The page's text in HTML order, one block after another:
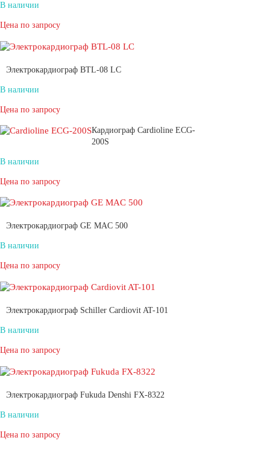
В наличии
Цена по запросу
Электрокардиограф BTL-08 LC
В наличии
Цена по запросу
Кардиограф Cardioline ECG-
200S
В наличии
Цена по запросу
Электрокардиограф GE MAC 500
В наличии
Цена по запросу
Электрокардиограф Schiller Cardiovit AT-101
В наличии
Цена по запросу
Электрокардиограф Fukuda Denshi FX-8322
В наличии
Цена по запросу